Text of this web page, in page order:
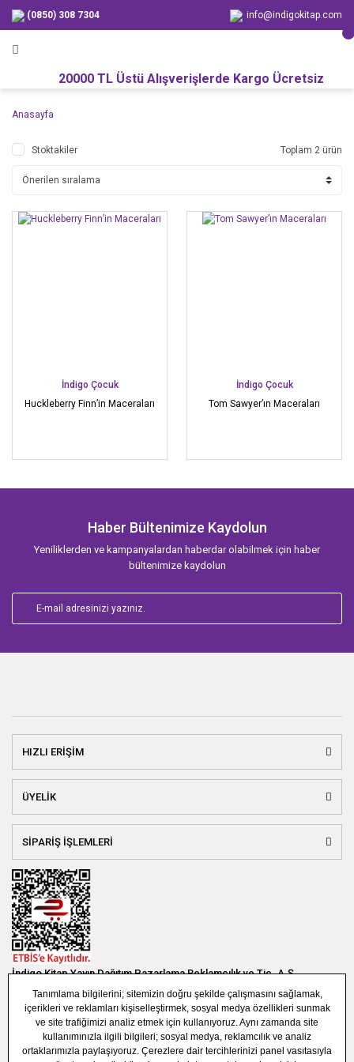
(0850) 308 7304 info@indigokitap.com
20000 TL Üstü Alışverişlerde Kargo Ücretsiz
Anasayfa
Stoktakiler Toplam 2 ürün
İndigo Çocuk
Huckleberry Finn’in Maceraları
İndigo Çocuk
Tom Sawyer’ın Maceraları
Haber Bültenimize Kaydolun
Yeniliklerden ve kampanyalardan haberdar olabilmek için haber
bültenimize kaydolun
HIZLI ERİŞİM
ÜYELİK
SİPARİŞ İŞLEMLERİ
İndigo Kitap Yayın Dağıtım Pazarlama Reklamcılık ve Tic. A.Ş.
Bağlar Mah. 19. Sok. Bina No:1E 1. Bodrum Kat. Güneşli - Bağcılar /
İSTANBUL
(0850) 308 7304